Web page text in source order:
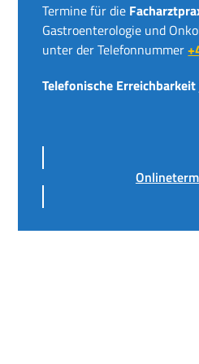
Termine für die
Gastroenterologie und
unter der Telefonnummer
Telefonische